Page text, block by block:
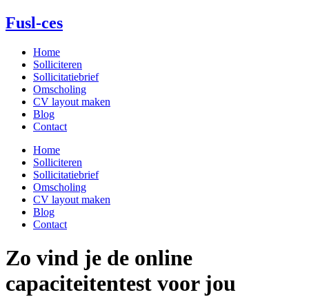
Spring
naar
inhoud
Fusl-ces
Home
Solliciteren
Sollicitatiebrief
Omscholing
CV layout maken
Blog
Contact
Home
Solliciteren
Sollicitatiebrief
Omscholing
CV layout maken
Blog
Contact
Zo vind je de online
capaciteitentest voor jou